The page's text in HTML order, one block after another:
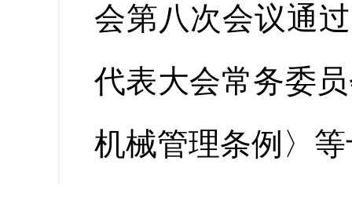
会第八次会议通
代表大会常务委
机械管理条例〉